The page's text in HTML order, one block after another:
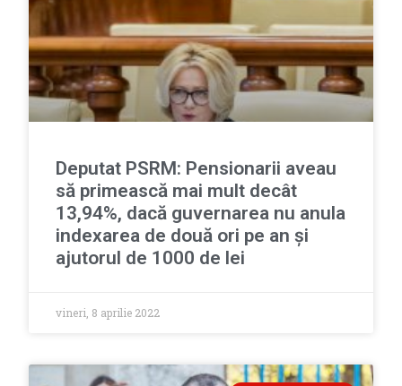
Deputat PSRM: Pensionarii aveau
să primească mai mult decât
13,94%, dacă guvernarea nu anula
indexarea de două ori pe an și
ajutorul de 1000 de lei
vineri, 8 aprilie 2022